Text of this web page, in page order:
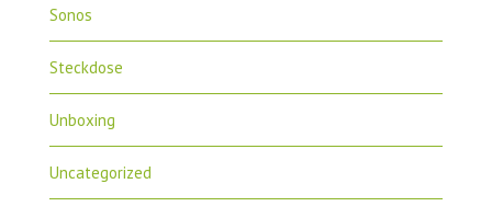
Sonos
Steckdose
Unboxing
Uncategorized